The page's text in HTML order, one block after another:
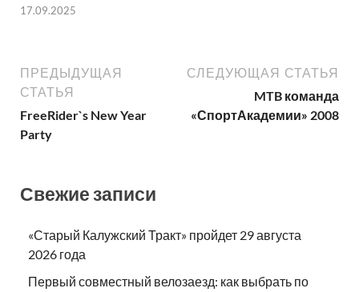
17.09.2025
ПРЕДЫДУЩАЯ
СТАТЬЯ
FreeRider`s New Year
Party
СЛЕДУЮЩАЯ СТАТЬЯ
MTB команда
«СпортАкадемии» 2008
Свежие записи
«Старый Калужский Тракт» пройдет 29 августа
2026 года
Первый совместный велозаезд: как выбрать по